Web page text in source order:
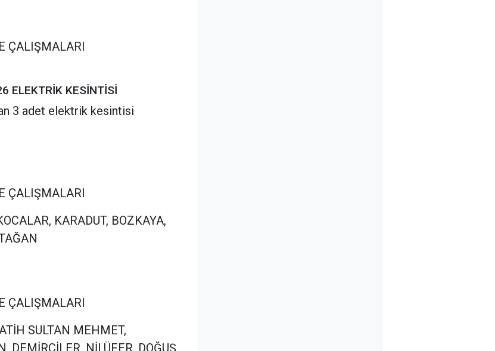
ÇALIŞMALARI
ELEKTRİK KESİNTİSİ
3 adet elektrik kesintisi
ÇALIŞMALARI
KARADUT, BOZKAYA,
ÇALIŞMALARI
SULTAN MEHMET,
DEMİRCİLER, NİLÜFER, DOĞUŞ